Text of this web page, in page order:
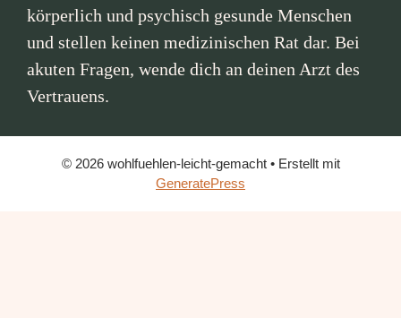
körperlich und psychisch gesunde Menschen
und stellen keinen medizinischen Rat dar. Bei
akuten Fragen, wende dich an deinen Arzt des
Vertrauens.
© 2026 wohlfuehlen-leicht-gemacht• Erstellt mit
GeneratePress